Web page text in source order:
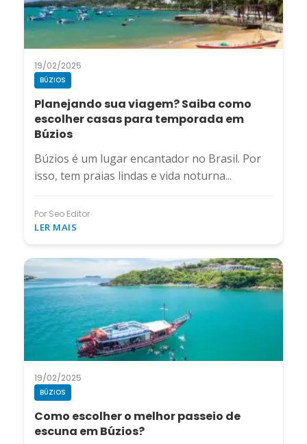
19/02/2025
BÚZIOS
Planejando sua viagem? Saiba como
escolher casas para temporada em
Búzios
Búzios é um lugar encantador no Brasil. Por
isso, tem praias lindas e vida noturna...
Por Seo Editor
LER MAIS
19/02/2025
BÚZIOS
Como escolher o melhor passeio de
escuna em Búzios?